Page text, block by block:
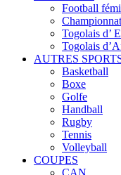
Football
Championnat
Togolais d’
Togolais
AUTRES
Basketball
Boxe
Golfe
Handball
Rugby
Tennis
Volleyball
COUPES
CAN